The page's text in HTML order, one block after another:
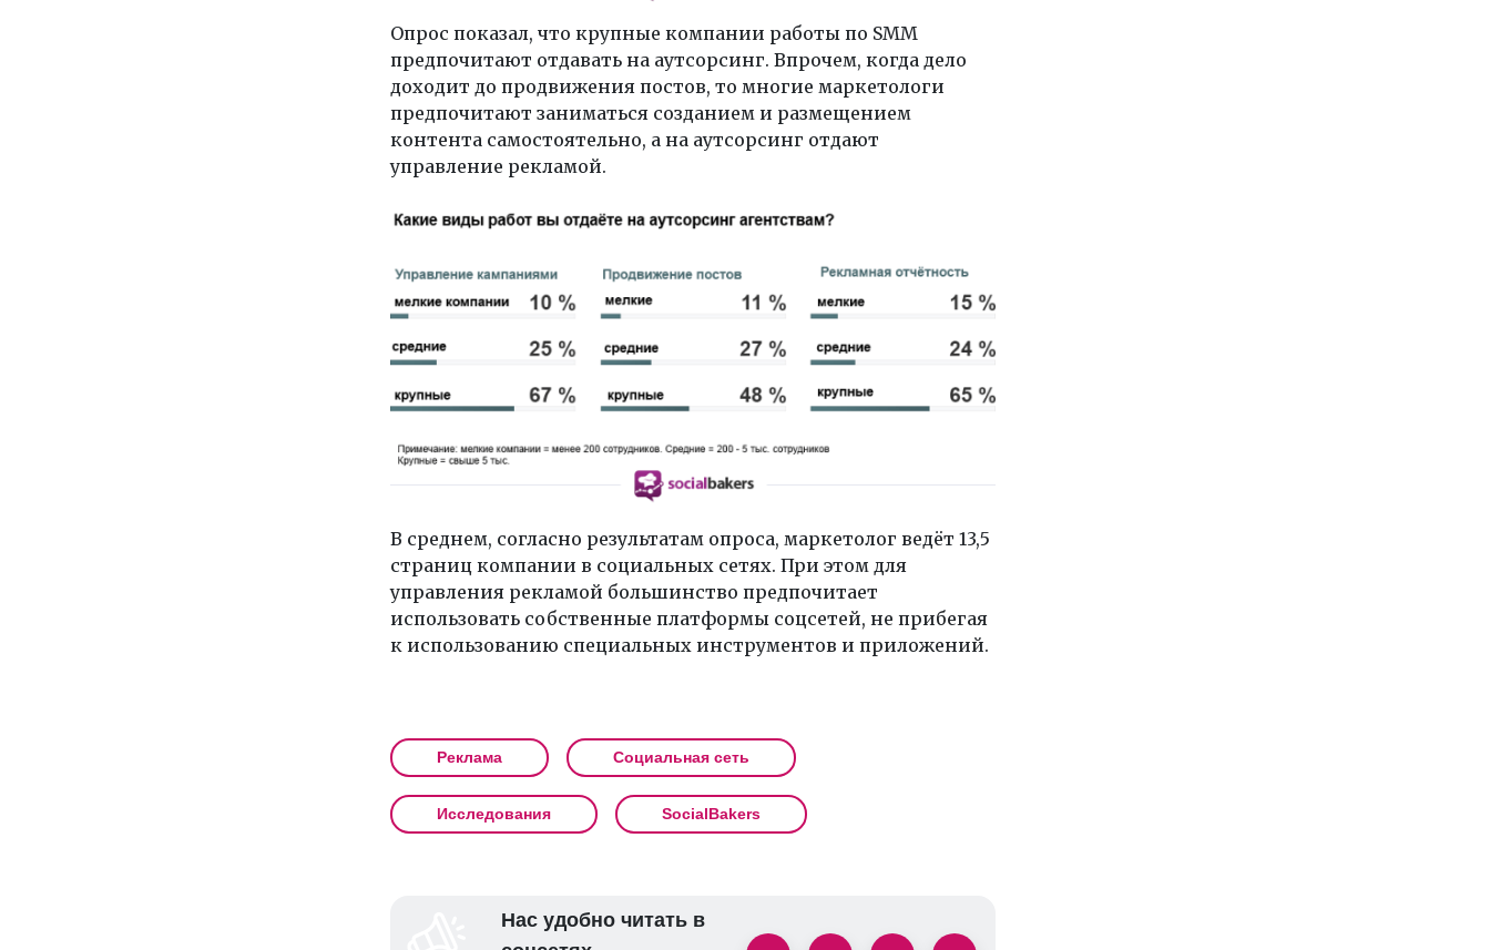
Опрос показал, что крупные компании работы по SMM
предпочитают отдавать на аутсорсинг. Впрочем, когда дело
доходит до продвижения постов, то многие маркетологи
предпочитают заниматься созданием и размещением
контента самостоятельно, а на аутсорсинг отдают
управление рекламой.
В среднем, согласно результатам опроса, маркетолог ведёт 13,5
страниц компании в социальных сетях. При этом для
управления рекламой большинство предпочитает
использовать собственные платформы соцсетей, не прибегая
к использованию специальных инструментов и приложений.
Реклама Социальная сеть
Исследования SocialBakers
Нас удобно читать в